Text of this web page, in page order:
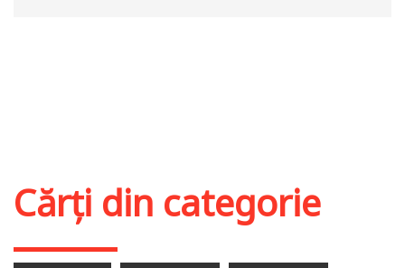
Cărți din categorie